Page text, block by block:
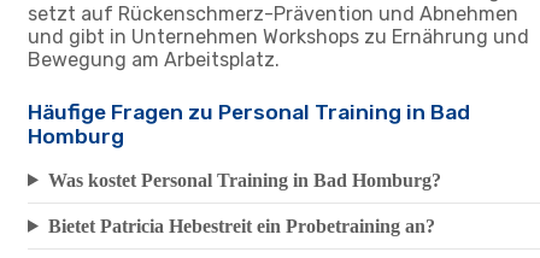
setzt auf Rückenschmerz-Prävention und Abnehmen
und gibt in Unternehmen Workshops zu Ernährung und
Bewegung am Arbeitsplatz.
Häufige Fragen zu Personal Training in Bad
Homburg
Was kostet Personal Training in Bad Homburg?
Bietet Patricia Hebestreit ein Probetraining an?